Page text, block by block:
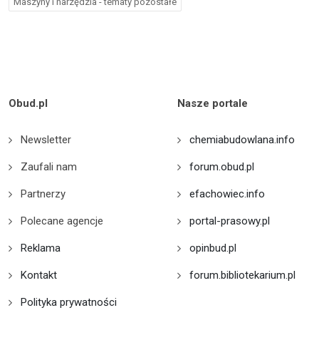
Obud.pl
Newsletter
Zaufali nam
Partnerzy
Polecane agencje
Reklama
Kontakt
Polityka prywatności
Nasze portale
chemiabudowlana.info
forum.obud.pl
efachowiec.info
portal-prasowy.pl
opinbud.pl
forum.bibliotekarium.pl